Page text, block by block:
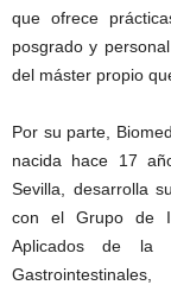
que ofrece
posgrado y
del máster propio
Por su parte,
nacida hace 17
Sevilla, desarrolla
con el Grupo de
Aplicados de la